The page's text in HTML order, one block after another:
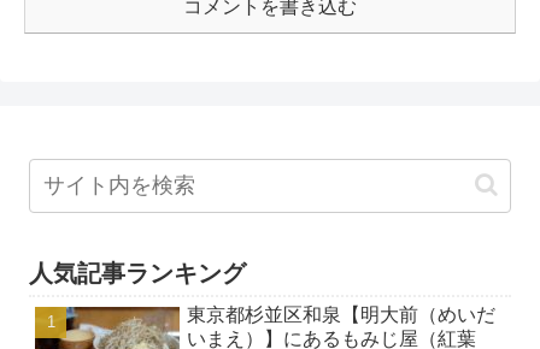
コメントを書き込む
人気記事ランキング
東京都杉並区和泉【明大前（めいだ
いまえ）】にあるもみじ屋（紅葉